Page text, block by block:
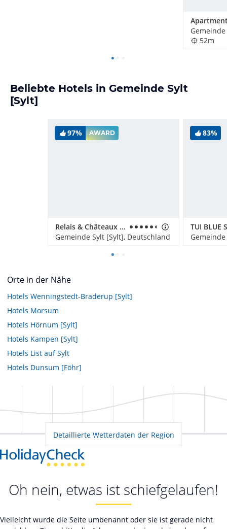
52m
Beliebte Hotels in Gemeinde Sylt
[Sylt]
97% AWARD
Relais & Châteaux Landhaus Stricker
Gemeinde Sylt [Sylt], Deutschland
83%
TUI BLUE
Orte in der Nähe
Hotels Wenningstedt-Braderup [Sylt]
Hotels Morsum
Hotels Hörnum [Sylt]
Hotels Kampen [Sylt]
Hotels List auf Sylt
Hotels Dunsum [Föhr]
Detaillierte Wetterdaten der Region
Oh nein, etwas ist schiefgelaufen!
Vielleicht wurde die Seite umbenannt oder sie ist gerade nicht